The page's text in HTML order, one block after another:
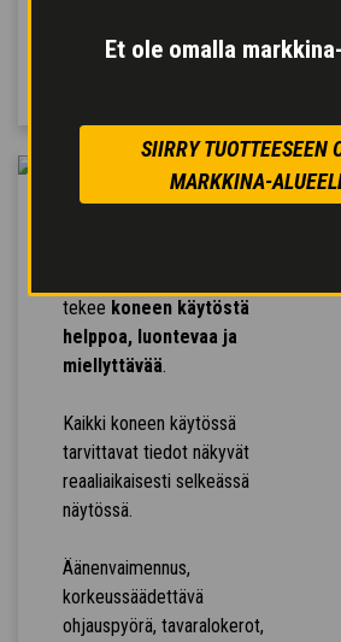
Et ole omalla
SIIRRY TUOTTEESEEN
MARKKINA-
MUKAVA
tekee koneen käytöstä
helppoa, luontevaa ja
miellyttävää.
Kaikki koneen käytössä
tarvittavat tiedot näkyvät
reaaliaikaisesti selkeässä
näytössä.
Äänenvaimennus,
korkeussäädettävä
ohjauspyörä, tavaralokerot,